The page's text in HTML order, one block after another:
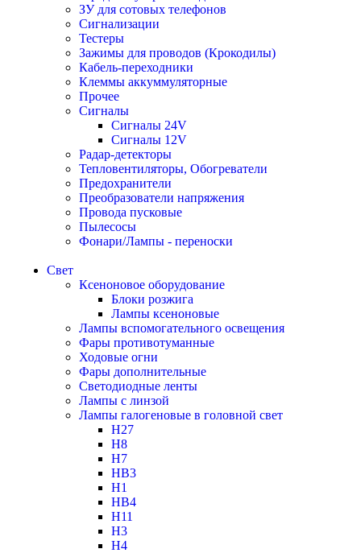
ЗУ для сотовых телефонов
Сигнализации
Тестеры
Зажимы для проводов (Крокодилы)
Кабель-переходники
Клеммы аккуммуляторные
Прочее
Сигналы
Сигналы 24V
Сигналы 12V
Радар-детекторы
Тепловентиляторы, Обогреватели
Предохранители
Преобразователи напряжения
Провода пусковые
Пылесосы
Фонари/Лампы - переноски
Свет
Ксеноновое оборудование
Блоки розжига
Лампы ксеноновые
Лампы вспомогательного освещения
Фары противотуманные
Ходовые огни
Фары дополнительные
Светодиодные ленты
Лампы с линзой
Лампы галогеновые в головной свет
H27
H8
H7
HB3
H1
HB4
H11
H3
H4